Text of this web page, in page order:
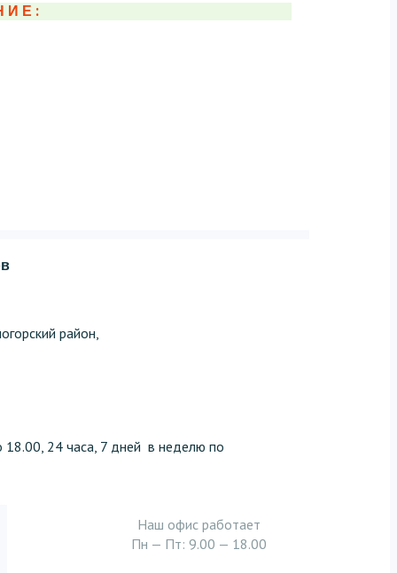
район,
24 часа, 7 дней в неделю по
Наш офис работает
Пн — Пт: 9.00 — 18.00